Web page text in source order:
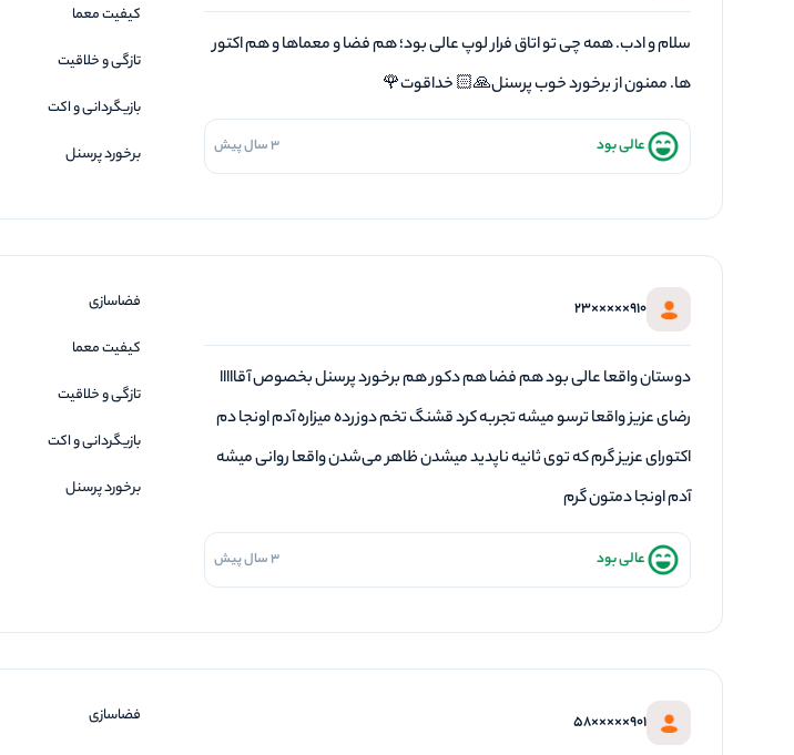
سلام و ادب. همه چی تو اتاق فرار لوپ عالی بود؛ هم فضا و معماها و هم اکتور
ها. ممنون از برخورد خوب پرسنل🙏🏻 خداقوت🌹
عالی بود 3 سال پیش
کیفیت معما
تازگی و خلاقیت
بازیگردانی و اکت
برخورد پرسنل
910×××××23
دوستان واقعا عالی بود هم فضا هم دکور هم برخورد پرسنل بخصوص آقااااا
رضای عزیز واقعا ترسو میشه تجربه کرد قشنگ تخم دوزرده میزاره آدم اونجا دم
اکتورای عزیز گرم که توی ثانیه ناپدید میشدن ظاهر می‌شدن واقعا روانی میشه
آدم اونجا دمتون گرم
عالی بود 3 سال پیش
فضاسازی
کیفیت معما
تازگی و خلاقیت
بازیگردانی و اکت
برخورد پرسنل
901×××××58 فضاسازی